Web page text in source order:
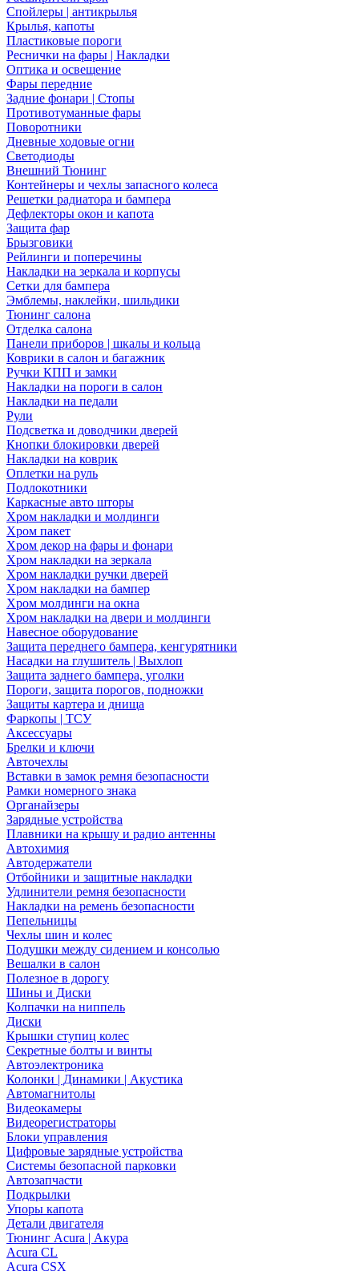
Спойлеры | антикрылья
Крылья, капоты
Пластиковые пороги
Реснички на фары | Накладки
Оптика и освещение
Фары передние
Задние фонари | Стопы
Противотуманные фары
Поворотники
Дневные ходовые огни
Светодиоды
Внешний Тюнинг
Контейнеры и чехлы запасного колеса
Решетки радиатора и бампера
Дефлекторы окон и капота
Защита фар
Брызговики
Рейлинги и поперечины
Накладки на зеркала и корпусы
Сетки для бампера
Эмблемы, наклейки, шильдики
Тюнинг салона
Отделка салона
Панели приборов | шкалы и кольца
Коврики в салон и багажник
Ручки КПП и замки
Накладки на пороги в салон
Накладки на педали
Рули
Подсветка и доводчики дверей
Кнопки блокировки дверей
Накладки на коврик
Оплетки на руль
Подлокотники
Каркасные авто шторы
Хром накладки и молдинги
Хром пакет
Хром декор на фары и фонари
Хром накладки на зеркала
Хром накладки ручки дверей
Хром накладки на бампер
Хром молдинги на окна
Хром накладки на двери и молдинги
Навесное оборудование
Защита переднего бампера, кенгурятники
Насадки на глушитель | Выхлоп
Защита заднего бампера, уголки
Пороги, защита порогов, подножки
Защиты картера и днища
Фаркопы | ТСУ
Аксессуары
Брелки и ключи
Авточехлы
Вставки в замок ремня безопасности
Рамки номерного знака
Органайзеры
Зарядные устройства
Плавники на крышу и радио антенны
Автохимия
Автодержатели
Отбойники и защитные накладки
Удлинители ремня безопасности
Накладки на ремень безопасности
Пепельницы
Чехлы шин и колес
Подушки между сидением и консолью
Вешалки в салон
Полезное в дорогу
Шины и Диски
Колпачки на ниппель
Диски
Крышки ступиц колес
Секретные болты и винты
Автоэлектроника
Колонки | Динамики | Акустика
Автомагнитолы
Видеокамеры
Видеорегистраторы
Блоки управления
Цифровые зарядные устройства
Системы безопасной парковки
Автозапчасти
Подкрылки
Упоры капота
Детали двигателя
Тюнинг Acura | Акура
Acura CL
Acura CSX